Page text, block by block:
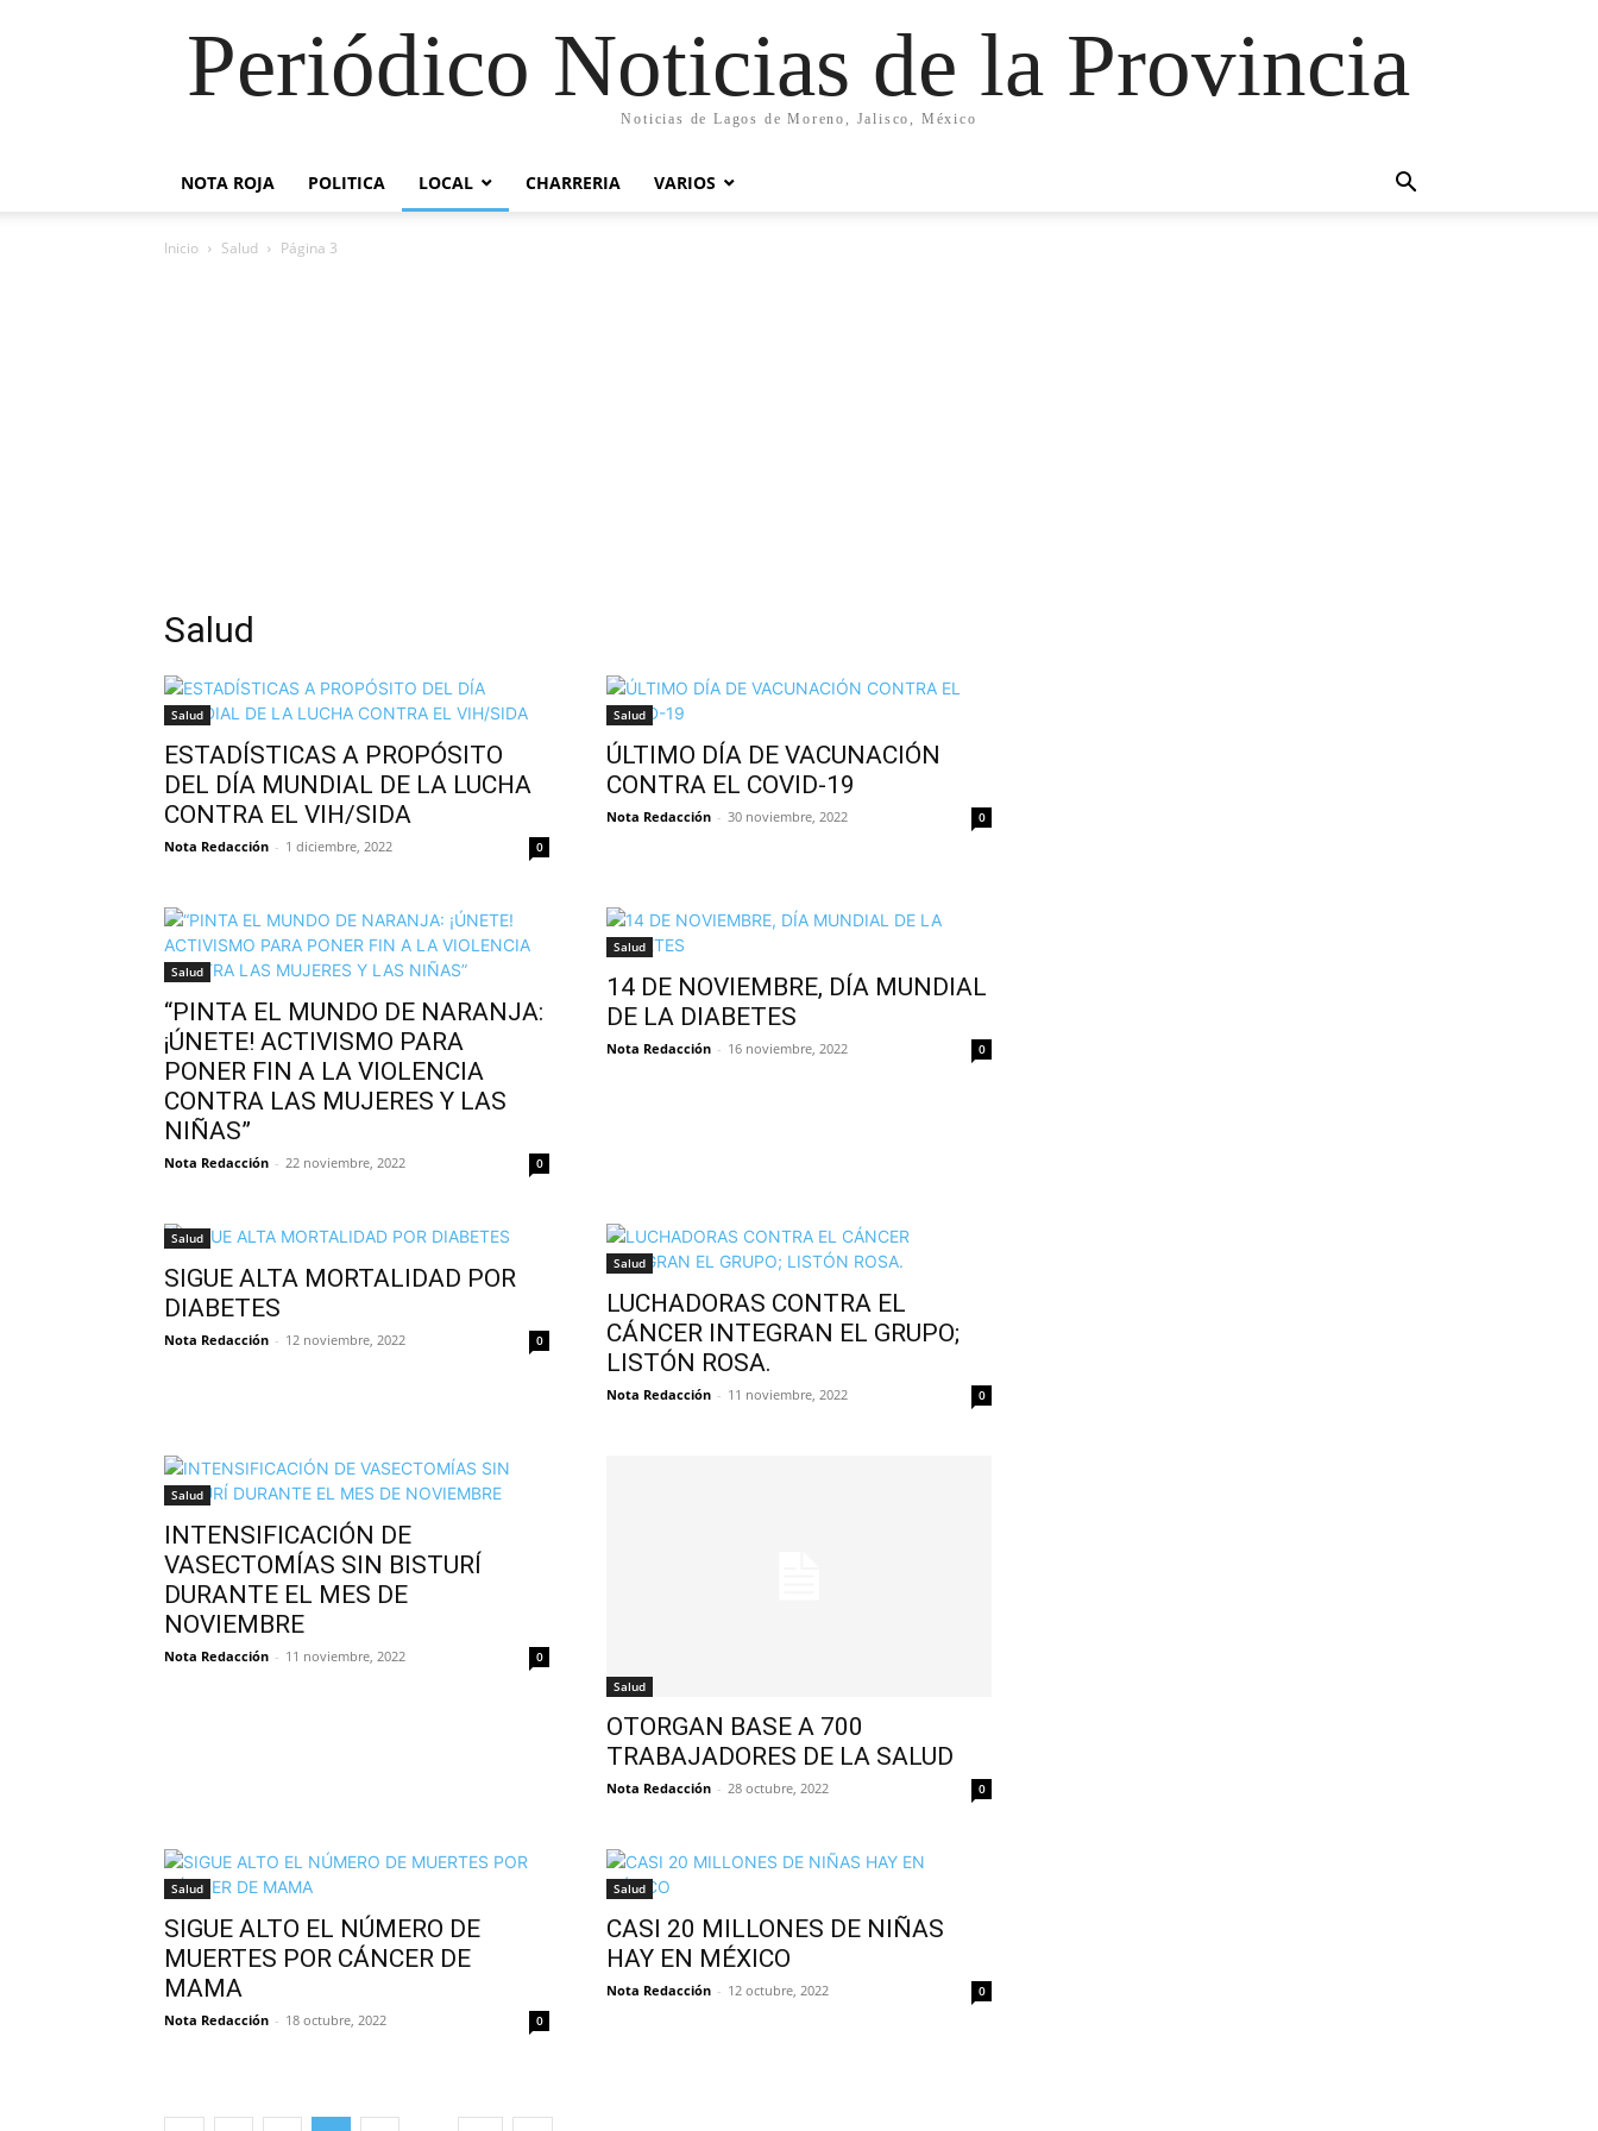
Periódico Noticias de la Provincia
Noticias de Lagos de Moreno, Jalisco, México
NOTA ROJA POLITICA LOCAL CHARRERIA VARIOS
Inicio Salud Página 3
Salud
Salud
ESTADÍSTICAS A PROPÓSITO
DEL DÍA MUNDIAL DE LA LUCHA
CONTRA EL VIH/SIDA
Nota Redacción - 1 diciembre, 2022 0
Salud
ÚLTIMO DÍA DE VACUNACIÓN
CONTRA EL COVID-19
Nota Redacción - 30 noviembre, 2022 0
Salud
“PINTA EL MUNDO DE NARANJA:
¡ÚNETE! ACTIVISMO PARA
PONER FIN A LA VIOLENCIA
CONTRA LAS MUJERES Y LAS
NIÑAS”
Nota Redacción - 22 noviembre, 2022 0
Salud
14 DE NOVIEMBRE, DÍA MUNDIAL
DE LA DIABETES
Nota Redacción - 16 noviembre, 2022 0
Salud
SIGUE ALTA MORTALIDAD POR
DIABETES
Nota Redacción - 12 noviembre, 2022 0
Salud
LUCHADORAS CONTRA EL
CÁNCER INTEGRAN EL GRUPO;
LISTÓN ROSA.
Nota Redacción - 11 noviembre, 2022 0
Salud
INTENSIFICACIÓN DE
VASECTOMÍAS SIN BISTURÍ
DURANTE EL MES DE
NOVIEMBRE
Nota Redacción - 11 noviembre, 2022
0
Salud
OTORGAN BASE A 700
TRABAJADORES DE LA SALUD
Nota Redacción - 28 octubre, 2022 0
Salud
SIGUE ALTO EL NÚMERO DE
MUERTES POR CÁNCER DE
MAMA
Nota Redacción - 18 octubre, 2022 0
Salud
CASI 20 MILLONES DE NIÑAS
HAY EN MÉXICO
Nota Redacción - 12 octubre, 2022 0